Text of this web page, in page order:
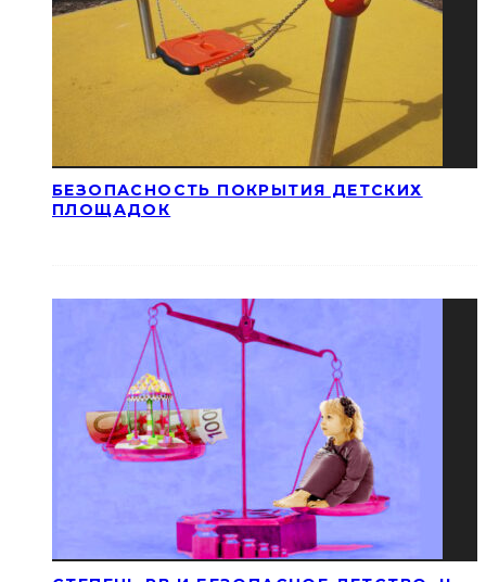
БЕЗОПАСНОСТЬ ПОКРЫТИЯ ДЕТСКИХ
ПЛОЩАДОК